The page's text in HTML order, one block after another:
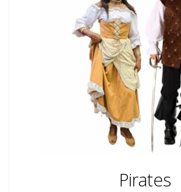
Pirates